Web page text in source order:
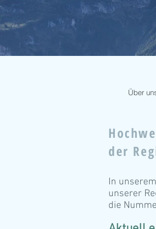
Über
der
In
unserer
die